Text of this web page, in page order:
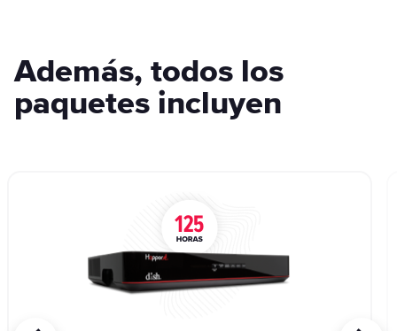
Además, todos los
paquetes incluyen